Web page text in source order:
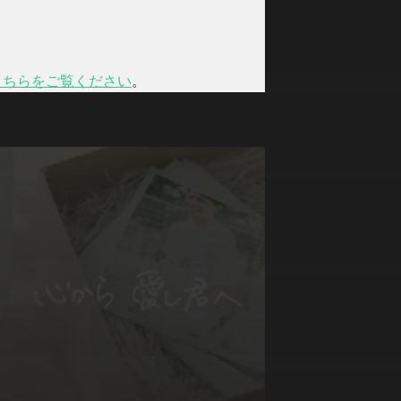
らをご覧ください。